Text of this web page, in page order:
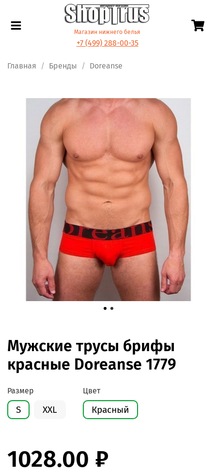
Магазин нижнего белья
+7 (499) 288-00-35
Главная Бренды Doreanse
Мужские трусы брифы
красные Doreanse 1779
Размер
S XXL
Цвет
Красный
1028.00 ₽